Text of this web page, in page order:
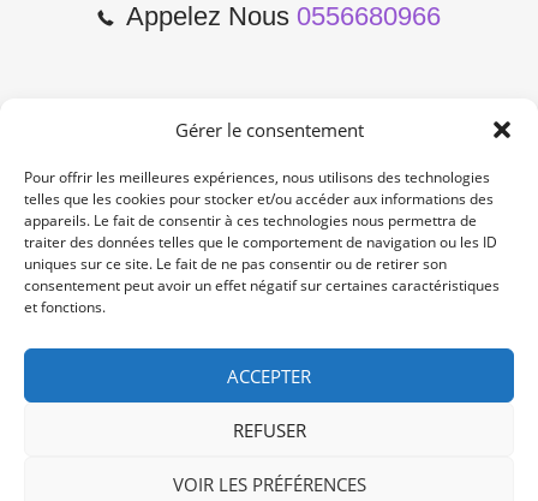
Gérer le consentement
Pour offrir les meilleures expériences, nous utilisons des technologies
telles que les cookies pour stocker et/ou accéder aux informations des
appareils. Le fait de consentir à ces technologies nous permettra de
traiter des données telles que le comportement de navigation ou les ID
uniques sur ce site. Le fait de ne pas consentir ou de retirer son
consentement peut avoir un effet négatif sur certaines caractéristiques
et fonctions.
ACCEPTER
REFUSER
VOIR LES PRÉFÉRENCES
Appelez Nous 0556680966
2 Cours de l'Yser 33800
Bordeaux
Lun-Samedi: 10:00 -19:00
Non Stop
/ /